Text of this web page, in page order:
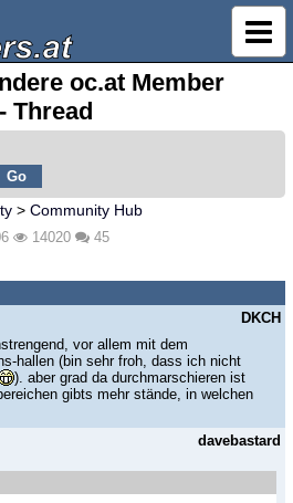
oc.at Member
Thread
> Community Hub
14020 45
DKCH
vor allem mit dem
hallen (bin sehr froh, dass ich nicht
). aber grad da durchmarschieren ist
gibts mehr stände, in welchen
davebastard